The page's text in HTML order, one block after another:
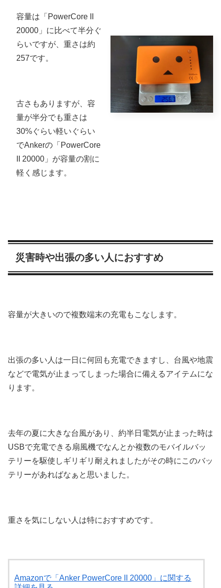
容量は「PowerCore II
20000」に比べて半分ぐ
らいですが、重さは約
257です。
古さもありますが、容
量が半分でも重さは
30%ぐらい軽いぐらい
でAnkerの「PowerCore
II 20000」が容量の割に
軽く感じます。
災害時や出張の多い人におすすめ
容量が大きいので複数端末の充電もこなします。
出張の多い人は一日に何回も充電できますし、台風や地震
などで電気が止まってしまった場合に備えるアイテムにな
ります。
去年の夏に大きな台風があり、約半日電気が止まった時は
USBで充電できる扇風機でなんとか複数のモバイルバッ
テリーを駆使しギリギリ耐えれましたがその時にこのバッ
テリーがあればなぁと思いました。
重さを気にしない人は特におすすめです。
Amazonで「Anker PowerCore II 20000」に関する